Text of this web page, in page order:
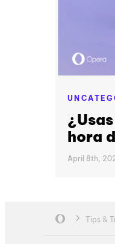
hora
April 8th,
Tips &